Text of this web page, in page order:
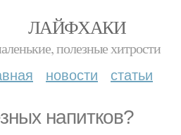
ЛАЙФХАКИ
полезные хитрости
новости статьи
напитков?